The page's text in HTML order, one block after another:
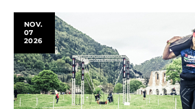
NOV.
07
2026